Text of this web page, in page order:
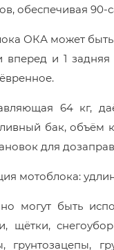
обеспечивая
ОКА может быть
вперед и 1
64 кг,
бак, объём
для
мотоблока:
могут быть
щётки,
грунтозацепы,